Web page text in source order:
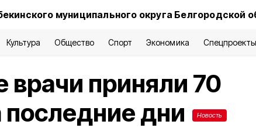
муниципального округа Белгородской
Культура Общество Спорт Экономика Спецпроекты
приняли 70
последние дни
Новость